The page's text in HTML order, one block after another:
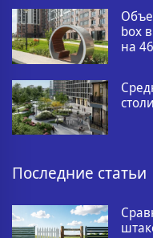
box
на
Последние статьи